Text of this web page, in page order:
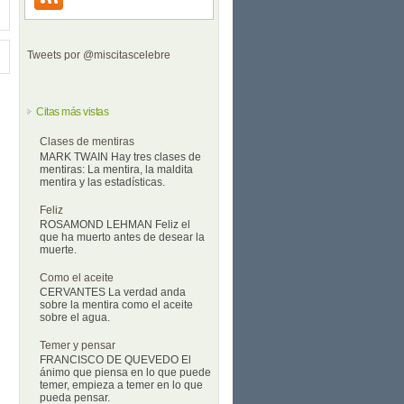
Tweets por @miscitascelebre
Citas más vistas
Clases de mentiras
MARK TWAIN Hay tres clases de
mentiras: La mentira, la maldita
mentira y las estadísticas.
Feliz
ROSAMOND LEHMAN Feliz el
que ha muerto antes de desear la
muerte.
Como el aceite
CERVANTES La verdad anda
sobre la mentira como el aceite
sobre el agua.
Temer y pensar
FRANCISCO DE QUEVEDO El
ánimo que piensa en lo que puede
temer, empieza a temer en lo que
pueda pensar.